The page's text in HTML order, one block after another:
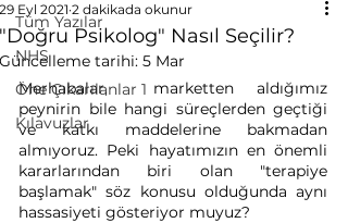
Tüm Yazılar
NHS
Öne Çıkarılanlar 1
Kılavuzlar
"Doğru Psikolog" Nasıl Seçilir?
29 Eyl 2021 2 dakikada okunur
Güncelleme tarihi: 5 Mar
Merhabalar,  marketten aldığımız
peynirin bile hangi süreçlerden geçtiği
ve katkı maddelerine bakmadan
almıyoruz. Peki hayatımızın en önemli
kararlarından biri olan "terapiye
başlamak" söz konusu olduğunda aynı
hassasiyeti gösteriyor muyuz?